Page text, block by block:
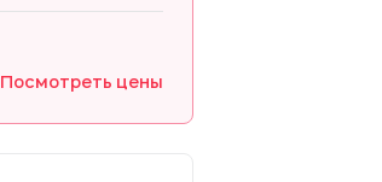
Посмотреть цены